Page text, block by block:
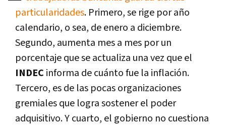
particularidades. Primero, se rige por año
calendario, o sea, de enero a diciembre.
Segundo, aumenta mes a mes por un
porcentaje que se actualiza una vez que el
INDEC informa de cuánto fue la inflación.
Tercero, es de las pocas organizaciones
gremiales que logra sostener el poder
adquisitivo. Y cuarto, el gobierno no cuestiona